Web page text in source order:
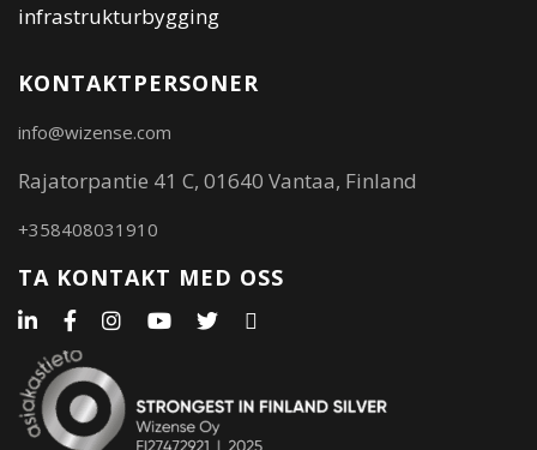
infrastrukturbygging
KONTAKTPERSONER
info@wizense.com
Rajatorpantie 41 C, 01640 Vantaa, Finland
+358408031910
TA KONTAKT MED OSS